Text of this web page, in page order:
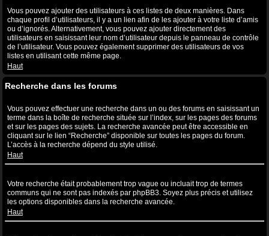
Vous pouvez ajouter des utilisateurs à ces listes de deux manières. Dans
chaque profil d’utilisateurs, il y a un lien afin de les ajouter à votre liste d’amis
ou d’ignorés. Alternativement, vous pouvez ajouter directement des
utilisateurs en saisissant leur nom d’utilisateur depuis le panneau de contrôle
de l’utilisateur. Vous pouvez également supprimer des utilisateurs de vos
listes en utilisant cette même page.
Haut
Recherche dans les forums
Vous pouvez effectuer une recherche dans un ou des forums en saisissant un
terme dans la boîte de recherche située sur l’index, sur les pages des forums
et sur les pages des sujets. La recherche avancée peut être accessible en
cliquant sur le lien “Recherche” disponible sur toutes les pages du forum.
L’accès à la recherche dépend du style utilisé.
Haut
Votre recherche était probablement trop vague ou incluait trop de termes
communs qui ne sont pas indexés par phpBB3. Soyez plus précis et utilisez
les options disponibles dans la recherche avancée.
Haut